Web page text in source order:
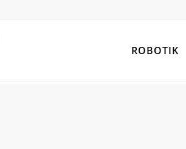
ROBOTIK